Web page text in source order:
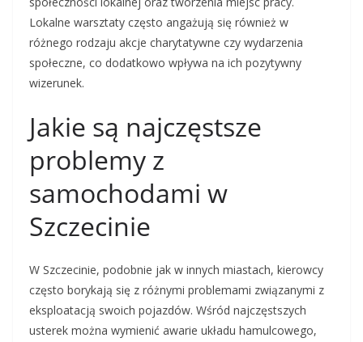
Lokalne warsztaty często angażują się również w
różnego rodzaju akcje charytatywne czy wydarzenia
społeczne, co dodatkowo wpływa na ich pozytywny
wizerunek.
Jakie są najczęstsze
problemy z
samochodami w
Szczecinie
W Szczecinie, podobnie jak w innych miastach, kierowcy
często borykają się z różnymi problemami związanymi z
eksploatacją swoich pojazdów. Wśród najczęstszych
usterek można wymienić awarie układu hamulcowego,